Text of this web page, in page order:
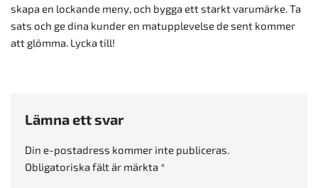
skapa en lockande meny, och bygga ett starkt varumärke. Ta
sats och ge dina kunder en matupplevelse de sent kommer
att glömma. Lycka till!
Lämna ett svar
Din e-postadress kommer inte publiceras.
Obligatoriska fält är märkta *